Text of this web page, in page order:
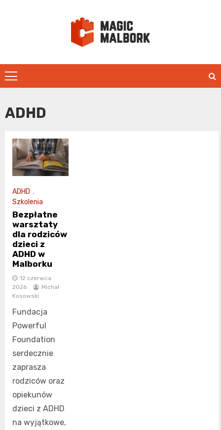
ADHD
ADHD ,
Szkolenia
Bezpłatne
warsztaty
dla rodziców
dzieci z
ADHD w
Malborku
12 czerwca
2026
Michał
Kosowski
Fundacja
Powerful
Foundation
serdecznie
zaprasza
rodziców oraz
opiekunów
dzieci z ADHD
na wyjątkowe,